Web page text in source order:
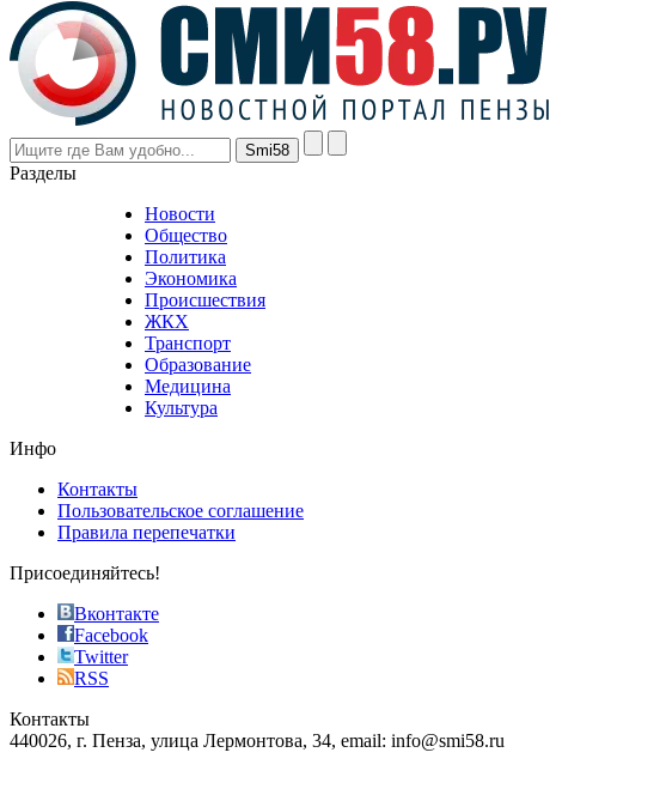
Разделы
Новости
Общество
Политика
Экономика
Происшествия
ЖКХ
Транспорт
Образование
Медицина
Культура
Инфо
Контакты
Пользовательское соглашение
Правила перепечатки
Присоединяйтесь!
Вконтакте
Facebook
Twitter
RSS
Контакты
440026, г. Пенза, улица Лермонтова, 34, email: info@smi58.ru